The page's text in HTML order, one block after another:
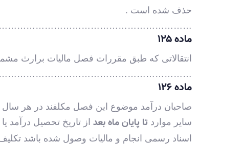
حذف شده است .
ماده ۱۲۵
انتقالاتی که طبق مقررات فصل مالیات برارث
ماده ۱۲۶
سایر موارد تا پایان ماه بعد از تاریخ تحصیل درآمد
اسناد رسمی انجام و مالیات وصول شده باشد